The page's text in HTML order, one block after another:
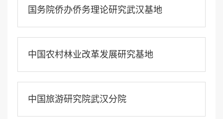
国务院侨办侨务理论研究武汉基地
中国农村林业改革发展研究基地
中国旅游研究院武汉分院